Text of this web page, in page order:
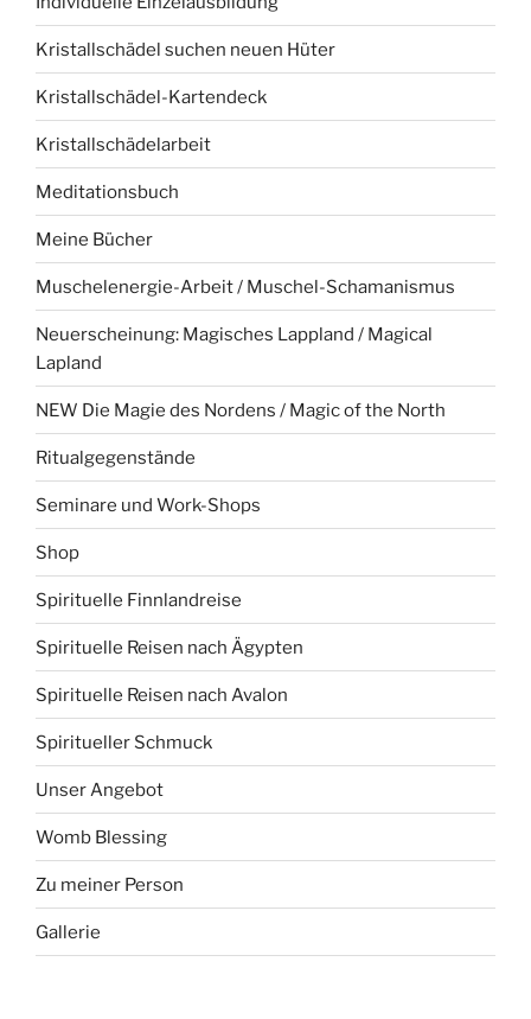
Kristallschädel suchen neuen Hüter
Kristallschädel-Kartendeck
Kristallschädelarbeit
Meditationsbuch
Meine Bücher
Muschelenergie-Arbeit / Muschel-Schamanismus
Neuerscheinung: Magisches Lappland / Magical
Lapland
NEW Die Magie des Nordens / Magic of the North
Ritualgegenstände
Seminare und Work-Shops
Shop
Spirituelle Finnlandreise
Spirituelle Reisen nach Ägypten
Spirituelle Reisen nach Avalon
Spiritueller Schmuck
Unser Angebot
Womb Blessing
Zu meiner Person
Gallerie